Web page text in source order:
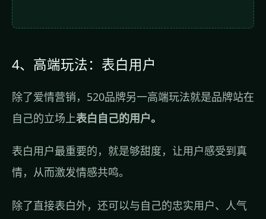
4、高端玩法：表白用户
除了爱情营销，520品牌另一高端玩法就是品牌站在
自己的立场上表白自己的用户。
表白用户最重要的，就是够甜度，让用户感受到真
情，从而激发情感共鸣。
除了直接表白外，还可以与自己的忠实用户、人气